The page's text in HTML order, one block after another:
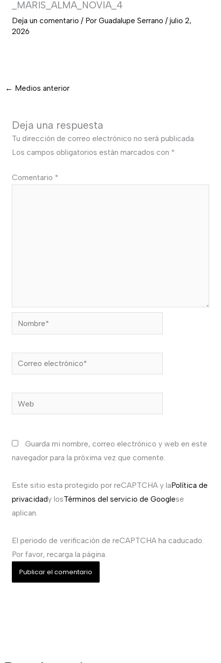
_MARIS_ALMA_NOVIA_4
Deja un comentario / Por Guadalupe Serrano / julio 2,
2026
← Medios anterior
Deja una respuesta
Tu dirección de correo electrónico no será publicada.
Los campos obligatorios están marcados con *
Comentario *
Nombre*
Correo
electrónico*
Web
Guarda mi nombre, correo electrónico y web en este
navegador para la próxima vez que comente.
Este sitio esta protegido por reCAPTCHA y laPolítica de
privacidady losTérminos del servicio de Googlese
aplican.
El periodo de verificación de reCAPTCHA ha caducado.
Por favor, recarga la página.